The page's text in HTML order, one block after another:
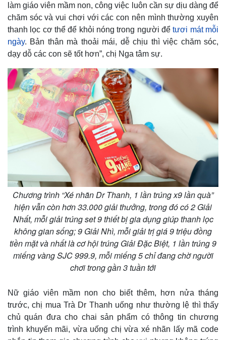
Kinh tế
Bất động sản
Khởi nghiệp
Thị trường
Giá vàng
Tiêu dùng
Tỷ giá
Chứng khoán
Giá cà phê
làm giáo viên mầm non, công việc luôn cần sự dịu dàng để
chăm sóc và vui chơi với các con nên mình thường xuyên
thanh lọc cơ thể để khỏi nóng trong người đểtươi mát mỗi
ngày. Bản thân mà thoải mái, dễ chịu thì việc chăm sóc,
dạy dỗ các con sẽ tốt hơn”, chị Nga tâm sự.
Chương trình “Xé nhãn Dr Thanh, 1 lần trúng x9 lần quà”
hiện vẫn còn hơn 33.000 giải thưởng, trong đó có 2 Giải
Nhất, mỗi giải trúng set 9 thiết bị gia dụng giúp thanh lọc
không gian sống; 9 Giải Nhì, mỗi giải trị giá 9 triệu đồng
tiền mặt và nhất là cơ hội trúng Giải Đặc Biệt, 1 lần trúng 9
miếng vàng SJC 999.9, mỗi miếng 5 chỉ đang chờ người
chơi trong gần 3 tuần tới
Nữ giáo viên mầm non cho biết thêm, hơn nửa tháng
trước, chị mua Trà Dr Thanh uống như thường lệ thì thấy
chủ quán đưa cho chai sản phẩm có thông tin chương
trình khuyến mãi, vừa uống chị vừa xé nhãn lấy mã code